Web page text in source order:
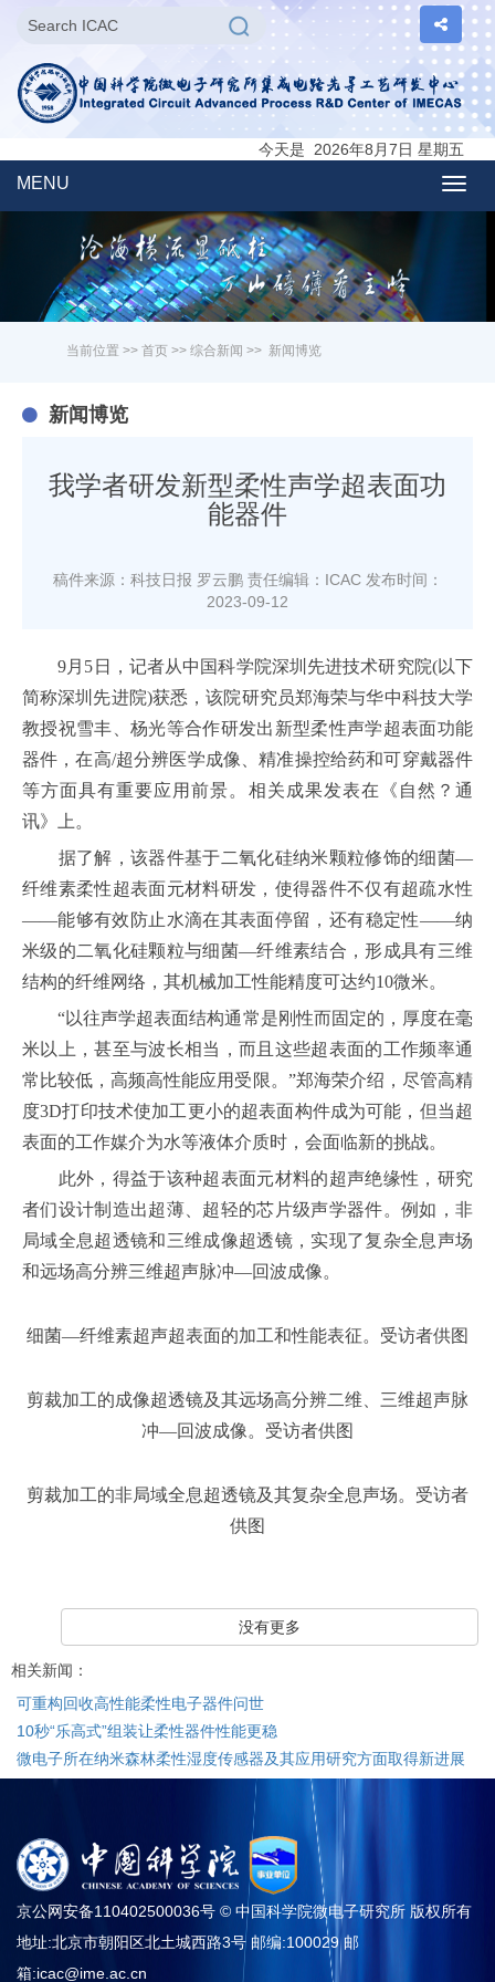
今天是 2026年8月7日 星期五
MENU
当前位置 >> 首页 >> 综合新闻 >> 新闻博览
新闻博览
我学者研发新型柔性声学超表面功
能器件
稿件来源：科技日报 罗云鹏 责任编辑：ICAC 发布时间：
2023-09-12
9月5日，记者从中国科学院深圳先进技术研究院(以下
简称深圳先进院)获悉，该院研究员郑海荣与华中科技大学
教授祝雪丰、杨光等合作研发出新型柔性声学超表面功能
器件，在高/超分辨医学成像、精准操控给药和可穿戴器件
等方面具有重要应用前景。相关成果发表在《自然？通
讯》上。
据了解，该器件基于二氧化硅纳米颗粒修饰的细菌—
纤维素柔性超表面元材料研发，使得器件不仅有超疏水性
——能够有效防止水滴在其表面停留，还有稳定性——纳
米级的二氧化硅颗粒与细菌—纤维素结合，形成具有三维
结构的纤维网络，其机械加工性能精度可达约10微米。
“以往声学超表面结构通常是刚性而固定的，厚度在毫
米以上，甚至与波长相当，而且这些超表面的工作频率通
常比较低，高频高性能应用受限。”郑海荣介绍，尽管高精
度3D打印技术使加工更小的超表面构件成为可能，但当超
表面的工作媒介为水等液体介质时，会面临新的挑战。
此外，得益于该种超表面元材料的超声绝缘性，研究
者们设计制造出超薄、超轻的芯片级声学器件。例如，非
局域全息超透镜和三维成像超透镜，实现了复杂全息声场
和远场高分辨三维超声脉冲—回波成像。
细菌—纤维素超声超表面的加工和性能表征。受访者供图
剪裁加工的成像超透镜及其远场高分辨二维、三维超声脉
冲—回波成像。受访者供图
剪裁加工的非局域全息超透镜及其复杂全息声场。受访者
供图
没有更多
相关新闻：
可重构回收高性能柔性电子器件问世
10秒“乐高式”组装让柔性器件性能更稳
微电子所在纳米森林柔性湿度传感器及其应用研究方面取得新进展
京公网安备110402500036号 © 中国科学院微电子研究所 版权所有
地址:北京市朝阳区北土城西路3号 邮编:100029 邮
箱:icac@ime.ac.cn